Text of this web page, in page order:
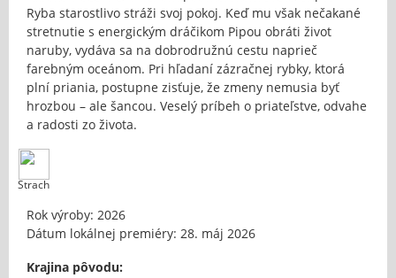
Ryba starostlivo stráži svoj pokoj. Keď mu však nečakané
stretnutie s energickým dráčikom Pipou obráti život
naruby, vydáva sa na dobrodružnú cestu naprieč
farebným oceánom. Pri hľadaní zázračnej rybky, ktorá
plní priania, postupne zisťuje, že zmeny nemusia byť
hrozbou – ale šancou. Veselý príbeh o priateľstve, odvahe
a radosti zo života.
Strach
Rok výroby: 2026
Dátum lokálnej premiéry: 28. máj 2026
Krajina pôvodu: